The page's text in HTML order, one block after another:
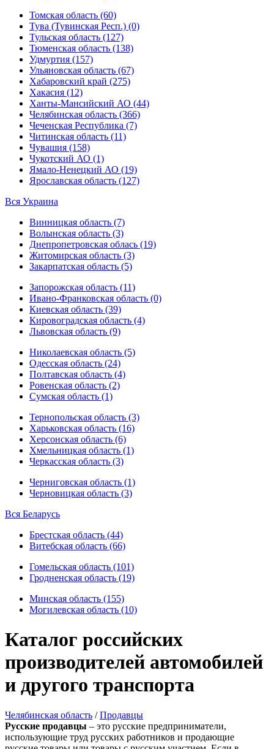
Томская область (60)
Тува (Тувинская Респ.) (0)
Тульская область (127)
Тюменская область (138)
Удмуртия (157)
Ульяновская область (67)
Хабаровский край (275)
Хакасия (12)
Ханты-Мансийский АО (44)
Челябинская область (366)
Чеченская Республика (7)
Читинская область (11)
Чувашия (158)
Чукотский АО (1)
Ямало-Ненецкий АО (19)
Ярославская область (127)
Вся Украина
Винницкая область (7)
Волынская область (3)
Днепропетровская облась (19)
Житомирская область (3)
Закарпатская область (5)
Запорожская область (11)
Ивано-Франковская область (0)
Киевская область (39)
Кировоградская область (4)
Львовская область (9)
Николаевская область (5)
Одесская область (24)
Полтавская область (4)
Ровенская область (2)
Сумская область (1)
Тернопольская область (3)
Харьковская область (16)
Херсонская область (6)
Хмельницкая область (1)
Черкасская область (3)
Черниговская область (1)
Черновицкая область (3)
Вся Беларусь
Брестская область (44)
Витебская область (66)
Гомельская область (101)
Гродненская область (19)
Минская область (155)
Могилевская область (10)
Каталог российских
производителей автомобилей
и другого транспорта
Челябинская область /Продавцы
Русские продавцы – это русские предприниматели,
использующие труд русских работников и продающие